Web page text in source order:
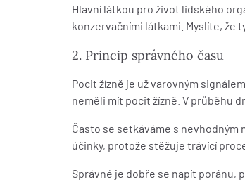
Hlavní látkou pro život lidského
konzervačními látkami. Myslíte, že
2. Princip správného času
Pocit žízně je už varovným
neměli mít pocit žízně. V průběhu
Často se setkáváme s
účinky, protože stěžuje trávící
Správné je dobře se napít poránu,